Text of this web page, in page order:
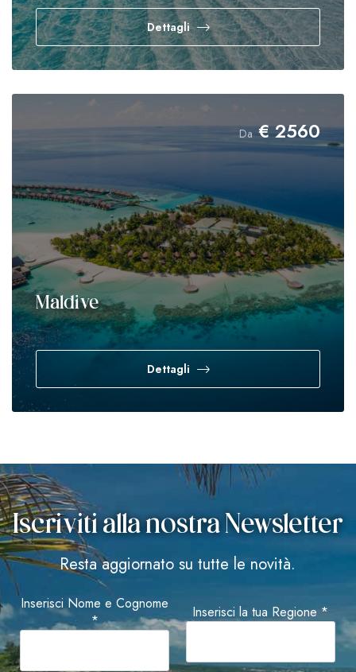
Dettagli
Da €2560
Maldive
Dettagli
Iscriviti alla nostra Newsletter
Resta aggiornato su tutte le novità.
Inserisci Nome e Cognome
*
Inserisci la tua Regione *